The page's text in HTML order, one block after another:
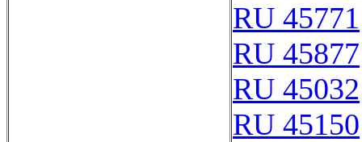
RU 45771
RU 45877
RU 45032
RU 45150